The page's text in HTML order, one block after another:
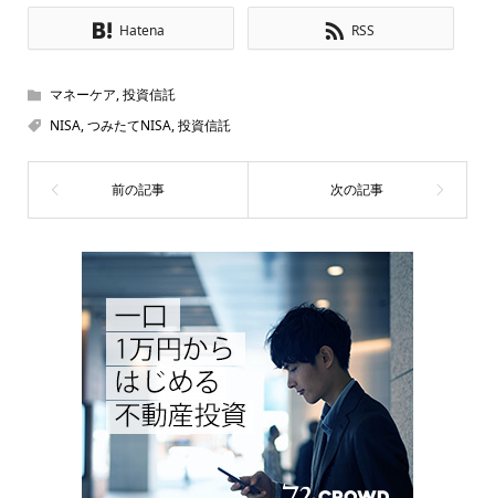
Hatena RSS
マネーケア,投資信託
NISA,つみたてNISA,投資信託